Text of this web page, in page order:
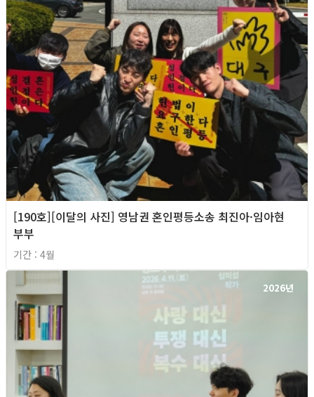
[190호][이달의 사진] 영남권 혼인평등소송 최진아·임아현
부부
기간 : 4월
2026년